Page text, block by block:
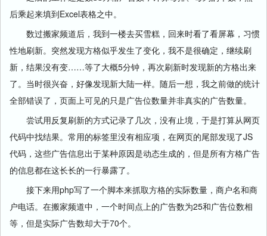
后乘起来填到Excel表格之中。
数过搬家频道后，我到一楼去买雪糕，回来时看了看屏幕，习惯
性地刷新。突然发现方格似乎发生了变化，我不是很确定，继续刷
新，结果没有变……等了大概5分钟，再次刷新时发现新的方格出来
了。当时很兴奋，好像发现新大陆一样。随后一想，我之前做的统计
全部错误了，页面上可见的只是广告位数量并非真实的广告数量。
尝试用反复刷新的方式记录了几次，没有止境，于是打算从网页
代码中找结果。常用的标签里没有相应项，在网页的尾部发现了JS
代码，这些广告信息出于某种原因是动态生成的，但是所有方格广告
的信息都在这长长的一行暴露了。
接下来用php写了一个脚本来抓取方格的实际数量，商户名和商
户电话。在搬家频道中，一个时间点上的广告数为25和广告位数相
等，但是实际广告数却大于70个。